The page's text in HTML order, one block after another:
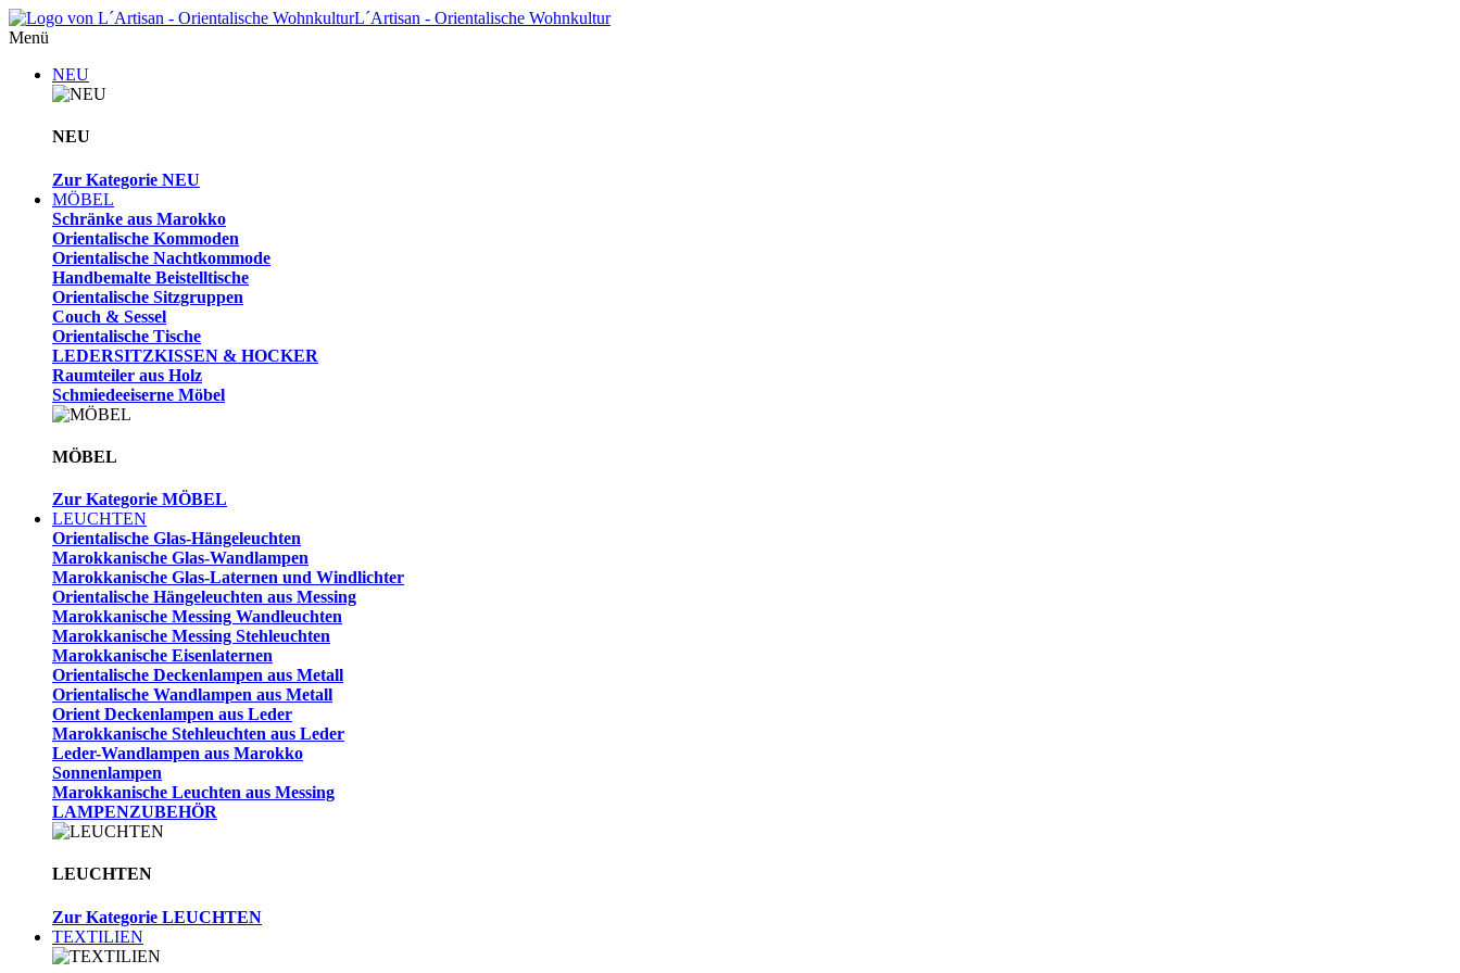
L´Artisan - Orientalische Wohnkultur
Menü
NEU
NEU
Zur Kategorie NEU
MÖBEL
Schränke aus Marokko
Orientalische Kommoden
Orientalische Nachtkommode
Handbemalte Beistelltische
Orientalische Sitzgruppen
Couch & Sessel
Orientalische Tische
LEDERSITZKISSEN & HOCKER
Raumteiler aus Holz
Schmiedeeiserne Möbel
MÖBEL
Zur Kategorie MÖBEL
LEUCHTEN
Orientalische Glas-Hängeleuchten
Marokkanische Glas-Wandlampen
Marokkanische Glas-Laternen und Windlichter
Orientalische Hängeleuchten aus Messing
Marokkanische Messing Wandleuchten
Marokkanische Messing Stehleuchten
Marokkanische Eisenlaternen
Orientalische Deckenlampen aus Metall
Orientalische Wandlampen aus Metall
Orient Deckenlampen aus Leder
Marokkanische Stehleuchten aus Leder
Leder-Wandlampen aus Marokko
Sonnenlampen
Marokkanische Leuchten aus Messing
LAMPENZUBEHÖR
LEUCHTEN
Zur Kategorie LEUCHTEN
TEXTILIEN